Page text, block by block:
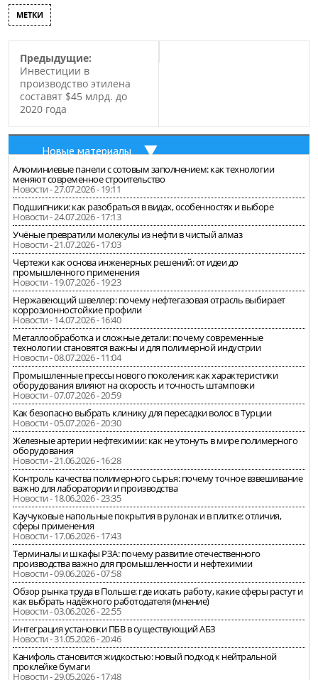
МЕТКИ
Предыдущие:
Инвестиции в
производство этилена
составят $45 млрд. до
2020 года
Новые материалы
Алюминиевые панели с сотовым заполнением: как технологии
меняют современное строительство
Новости - 27.07.2026 - 19:11
Подшипники: как разобраться в видах, особенностях и выборе
Новости - 24.07.2026 - 17:13
Учёные превратили молекулы из нефти в чистый алмаз
Новости - 21.07.2026 - 17:03
Чертежи как основа инженерных решений: от идеи до
промышленного применения
Новости - 19.07.2026 - 19:23
Нержавеющий швеллер: почему нефтегазовая отрасль выбирает
коррозионностойкие профили
Новости - 14.07.2026 - 16:40
Металлообработка и сложные детали: почему современные
технологии становятся важны и для полимерной индустрии
Новости - 08.07.2026 - 11:04
Промышленные прессы нового поколения: как характеристики
оборудования влияют на скорость и точность штамповки
Новости - 07.07.2026 - 20:59
Как безопасно выбрать клинику для пересадки волос в Турции
Новости - 05.07.2026 - 20:30
Железные артерии нефтехимии: как не утонуть в мире полимерного
оборудования
Новости - 21.06.2026 - 16:28
Контроль качества полимерного сырья: почему точное взвешивание
важно для лаборатории и производства
Новости - 18.06.2026 - 23:35
Каучуковые напольные покрытия в рулонах и в плитке: отличия,
сферы применения
Новости - 17.06.2026 - 17:43
Терминалы и шкафы РЗА: почему развитие отечественного
производства важно для промышленности и нефтехимии
Новости - 09.06.2026 - 07:58
Обзор рынка труда в Польше: где искать работу, какие сферы растут и
как выбрать надёжного работодателя (мнение)
Новости - 03.06.2026 - 22:55
Интеграция установки ПБВ в существующий АБЗ
Новости - 31.05.2026 - 20:46
Канифоль становится жидкостью: новый подход к нейтральной
проклейке бумаги
Новости - 29.05.2026 - 17:48